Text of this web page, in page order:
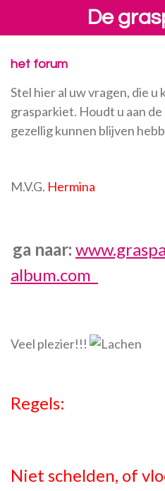
de
De
het forum
Stel hier al uw vragen, die
grasparkiet. Houdt u aan
gezellig kunnen blijven
M.V.G. Hermina
ga naar:
album.com
Veel plezier!!!
Regels:
Niet schelden, of